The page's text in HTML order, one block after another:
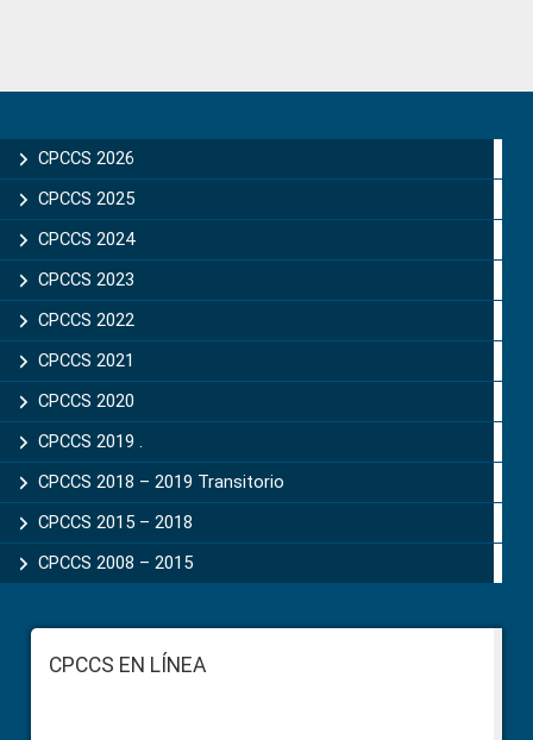
Sidebar
CPCCS 2026
CPCCS 2025
CPCCS 2024
CPCCS 2023
CPCCS 2022
CPCCS 2021
CPCCS 2020
CPCCS 2019 .
CPCCS 2018 – 2019 Transitorio
CPCCS 2015 – 2018
CPCCS 2008 – 2015
FooterCPCCS EN LÍNEA